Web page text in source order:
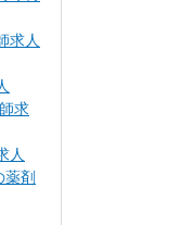
求人
求
人
剤